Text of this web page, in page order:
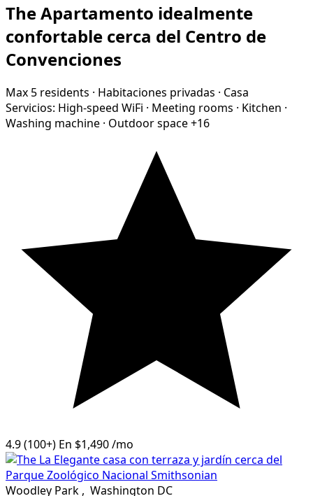
The Apartamento idealmente
confortable cerca del Centro de
Convenciones
Max 5 residents · Habitaciones privadas · Casa
Servicios: High-speed WiFi · Meeting rooms · Kitchen ·
Washing machine · Outdoor space+16
4.9(100+) En $1,490/mo
Woodley Park , Washington DC